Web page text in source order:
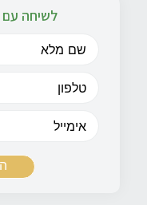
לשיחה עם